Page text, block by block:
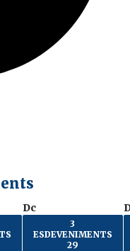
DcDimecres
3
ESDEVENIMENTS
29